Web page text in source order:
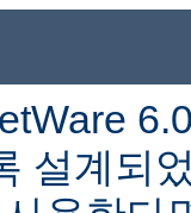
설계되